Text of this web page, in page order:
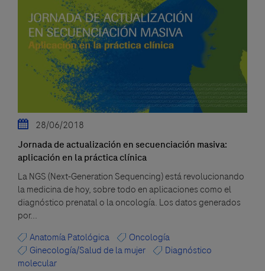
28/06/2018
Jornada de actualización en secuenciación masiva:
aplicación en la práctica clínica
La NGS (Next-Generation Sequencing) está revolucionando
la medicina de hoy, sobre todo en aplicaciones como el
diagnóstico prenatal o la oncología. Los datos generados
por...
Anatomía Patológica
Oncología
Ginecología/Salud de la mujer
Diagnóstico
molecular